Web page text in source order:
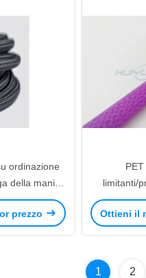
ordinazione
della manica
del cavo
prezzo
limitanti/
Ottieni il
1 2